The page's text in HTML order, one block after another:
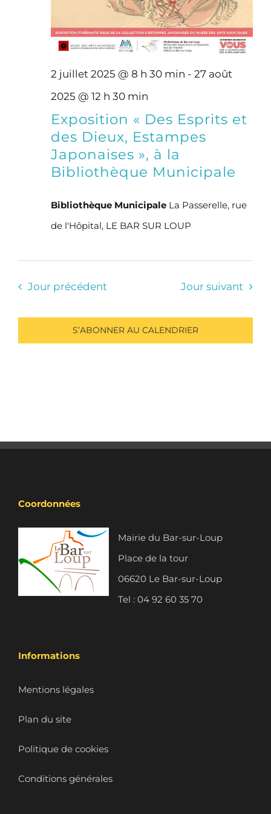
2 juillet 2025 @ 8 h 30 min - 27 août
2025 @ 12 h 30 min
Exposition « Des Esprits et
des Dieux, Estampes
Japonaises », à la
Bibliothèque Municipale
Bibliothèque Municipale La Passerelle, rue
de l'Hôpital, LE BAR SUR LOUP
Jour précédent Jour suivant
S’ABONNER AU CALENDRIER
Coordonnées
Mairie du Bar-sur-Loup
Place de la tour
06620 Le Bar-sur-Loup
Tel : 04 92 60 35 70
Informations
Mentions légales
Plan du site
Politique de cookies
Conditions générales